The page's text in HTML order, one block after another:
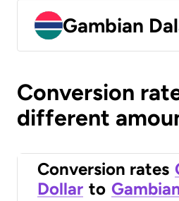
Gambian
Conversion
different
Conversion rates
Dollar to